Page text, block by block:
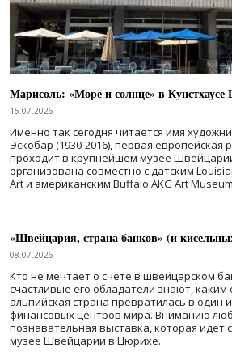
Марисоль: «Море и солнце» в
15.07.2026
Именно так сегодня читается имя
Эскобар (1930-2016), первая европейская
проходит в крупнейшем музее
организована совместно с датским
Art и американским Buffalo AKG Art
«Швейцария, страна банков» (и
08.07.2026
Кто не мечтает о счете в швейцарском
счастливые его обладатели знают,
альпийская страна превратилась в один
финансовых центров мира. Вниманию
познавательная выставка, которая идет
музее Швейцарии в Цюрихе.